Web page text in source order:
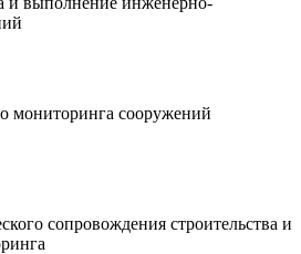
мониторинга сооружений
сопровождения строительства и